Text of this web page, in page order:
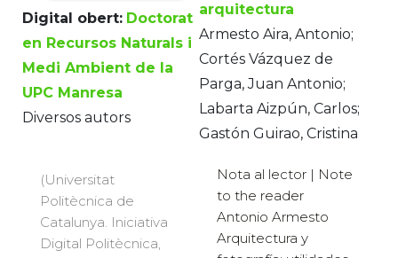
Digital obert: Doctorat
en Recursos Naturals i
Medi Ambient de la
UPC Manresa
Diversos autors
(Universitat
Politècnica de
Catalunya. Iniciativa
Digital Politècnica,
arquitectura
Armesto Aira, Antonio;
Cortés Vázquez de
Parga, Juan Antonio;
Labarta Aizpún, Carlos;
Gastón Guirao, Cristina
Nota al lector | Note
to the reader
Antonio Armesto
Arquitectura y